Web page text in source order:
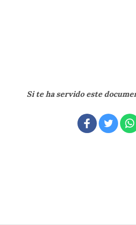
Si te ha servido este